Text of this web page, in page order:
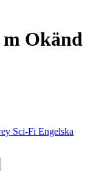
m Okänd
Sci-Fi Engelska